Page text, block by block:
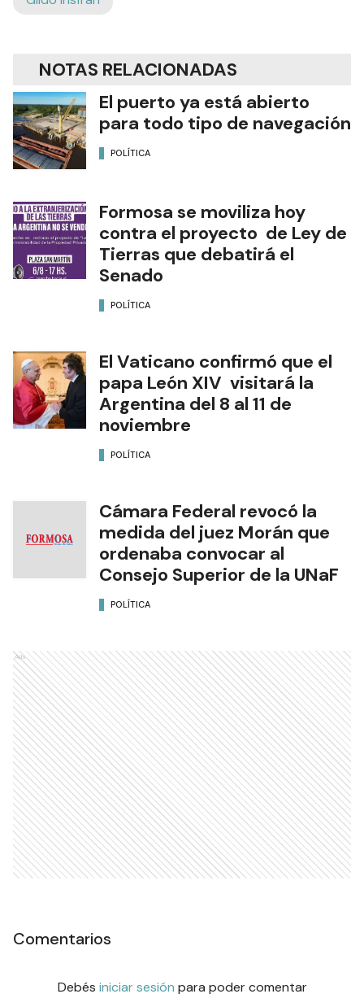
NOTAS RELACIONADAS
El puerto ya está abierto
para todo tipo de navegación
POLÍTICA
Formosa se moviliza hoy
contra el proyecto de Ley de
Tierras que debatirá el
Senado
POLÍTICA
El Vaticano confirmó que el
papa León XIV visitará la
Argentina del 8 al 11 de
noviembre
POLÍTICA
Cámara Federal revocó la
medida del juez Morán que
ordenaba convocar al
Consejo Superior de la UNaF
POLÍTICA
Ads
Comentarios
Debés iniciar sesión para poder comentar